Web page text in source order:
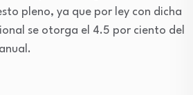
pleno, ya que por ley con dicha
se otorga el 4.5 por ciento del